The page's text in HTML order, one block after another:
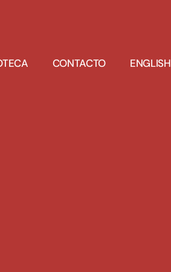
CONTACTO ENGLISH